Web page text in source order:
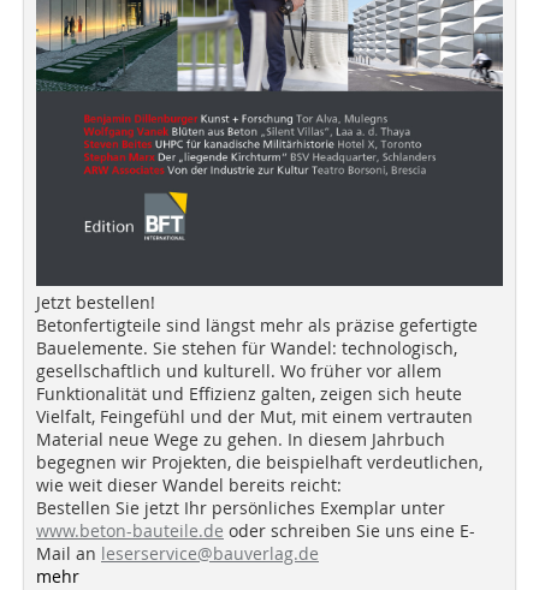
Jetzt bestellen!
Betonfertigteile sind längst mehr als präzise gefertigte
Bauelemente. Sie stehen für Wandel: technologisch,
gesellschaftlich und kulturell. Wo früher vor allem
Funktionalität und Effizienz galten, zeigen sich heute
Vielfalt, Feingefühl und der Mut, mit einem vertrauten
Material neue Wege zu gehen. In diesem Jahrbuch
begegnen wir Projekten, die beispielhaft verdeutlichen,
wie weit dieser Wandel bereits reicht:
Bestellen Sie jetzt Ihr persönliches Exemplar unter
www.beton-bauteile.de oder schreiben Sie uns eine E-
Mail an leserservice@bauverlag.de
mehr